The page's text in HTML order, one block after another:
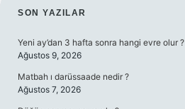
SIDEBAR
SON YAZILAR
Yeni ay’dan 3 hafta sonra hangi evre olur ?
Ağustos 9, 2026
Matbah ı darüssaade nedir ?
Ağustos 7, 2026